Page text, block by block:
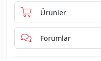
Ürünler
Forumlar